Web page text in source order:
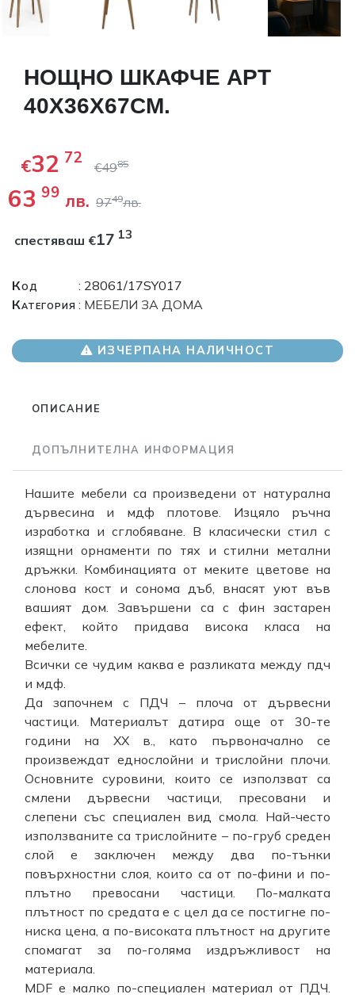
НОЩНО ШКАФЧЕ АРТ
40X36X67CM.
€32 72
€4985
63 99 лв. 9749лв.
спестяваш €17 13
Код
: 28061/17SY017
Категория : МЕБЕЛИ ЗА ДОМА
ИЗЧЕРПАНА НАЛИЧНОСТ
ОПИСАНИЕ
ДОПЪЛНИТЕЛНА ИНФОРМАЦИЯ
Нашите мебели са произведени от натурална
дървесина и мдф плотове. Изцяло ръчна
изработка и сглобяване. В класически стил с
изящни орнаменти по тях и стилни метални
дръжки. Комбинацията от меките цветове на
слонова кост и сонома дъб, внасят уют във
вашият дом. Завършени са с фин застарен
ефект, който придава висока класа на
мебелите.
Всички се чудим каква е разликата между пдч
и мдф.
Да започнем с ПДЧ – плоча от дървесни
частици. Материалът датира още от 30-те
години на XX в., като първоначално се
произвеждат еднослойни и трислойни плочи.
Основните суровини, които се използват са
смлени дървесни частици, пресовани и
слепени със специален вид смола. Най-често
използваните са трислойните – по-груб среден
слой е заключен между два по-тънки
повърхностни слоя, които са от по-фини и по-
плътно превосани частици. По-малката
плътност по средата е с цел да се постигне по-
ниска цена, а по-високата плътност на другите
спомагат за по-голяма издръжливост на
материала.
MDF е малко по-специален материал от ПДЧ.